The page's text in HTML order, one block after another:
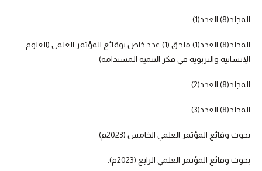
المجلد(8) العدد(1)
المجلد(8) العدد(1) ملحق (1) عدد خاص بوقائع المؤتمر العلمي (العلوم
الإنسانية والتربوية في فكر التنمية المستدامة)
المجلد(8) العدد(2)
المجلد(8) العدد(3)
بحوث وقائع المؤتمر العلمي الخامس (2023م)
بحوث وقائع المؤتمر العلمي الرابع (2023م).